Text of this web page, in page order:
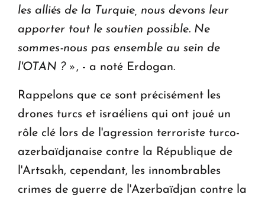
les alliés de la Turquie, nous devons leur
apporter tout le soutien possible. Ne
sommes-nous pas ensemble au sein de
l'OTAN ? », - a noté Erdogan.
Rappelons que ce sont précisément les
drones turcs et israéliens qui ont joué un
rôle clé lors de l'agression terroriste turco-
azerbaïdjanaise contre la République de
l'Artsakh, cependant, les innombrables
crimes de guerre de l'Azerbaïdjan contre la